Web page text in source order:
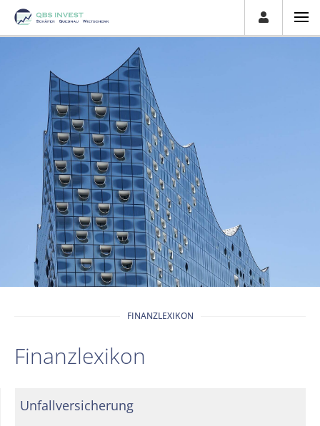
FINANZLEXIKON
Finanzlexikon
Unfallversicherung